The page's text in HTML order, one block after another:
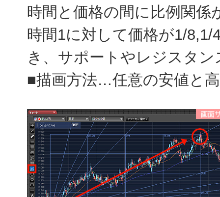
時間と価格の間に比例関
時間1に対して価格が1/
き、サポートやレジスタ
■描画方法…任意の安値と